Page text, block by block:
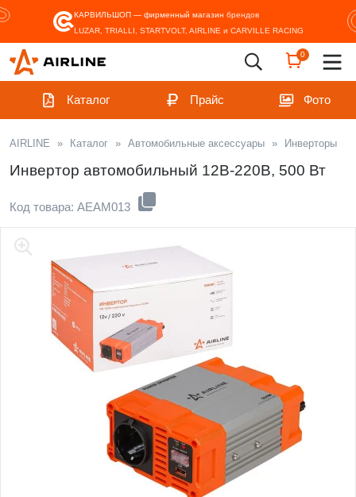
КАРВИЛЬШОП — фирменный магазин брендов
LUZAR, TRIALLI, STARTVOLT, AIRLINE и CARVILLE RACING
0
Каталог Прайс Фото
AIRLINE » Каталог » Автомобильные аксессуары » Инверторы
Инвертор автомобильный 12В-220В, 500 Вт
Код товара: AEAM013